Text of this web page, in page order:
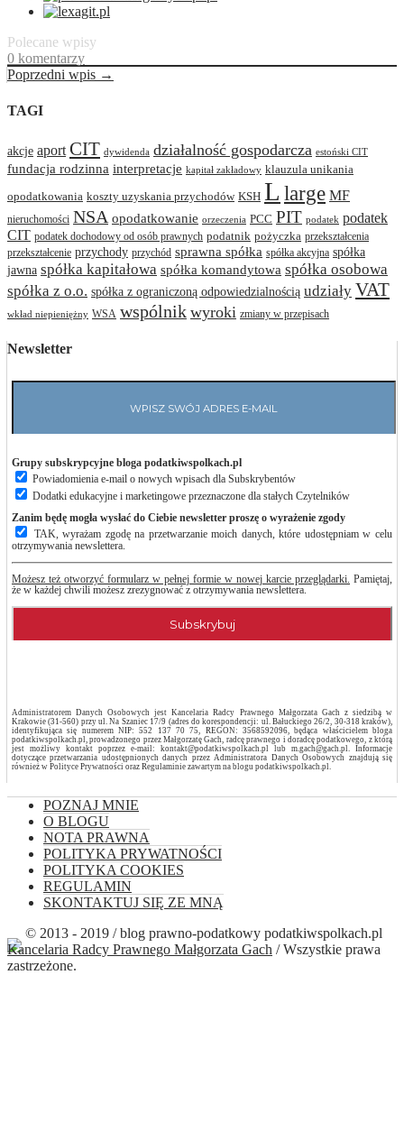
Polecane wpisy
0 komentarzy
Poprzedni wpis →
TAGI
akcje aport CIT dywidenda działalność gospodarcza estoński CIT
fundacja rodzinna interpretacje kapitał zakładowy klauzula unikania
opodatkowania koszty uzyskania przychodów KSH L large MF
nieruchomości NSA opodatkowanie orzeczenia PCC PIT podatek podatek
CIT podatek dochodowy od osób prawnych podatnik pożyczka przekształcenia
przekształcenie przychody przychód sprawna spółka spółka akcyjna spółka
jawna spółka kapitałowa spółka komandytowa spółka osobowa
spółka z o.o. spółka z ograniczoną odpowiedzialnością udziały VAT
wkład niepieniężny WSA wspólnik wyroki zmiany w przepisach
Newsletter
Grupy subskrypcyjne bloga podatkiwspolkach.pl
Powiadomienia e-mail o nowych wpisach dla Subskrybentów
Dodatki edukacyjne i marketingowe przeznaczone dla stałych Czytelników
Zanim będę mogła wysłać do Ciebie newsletter proszę o wyrażenie zgody
TAK, wyrażam zgodę na przetwarzanie moich danych, które udostępniam w celu
otrzymywania newslettera.
Możesz też otworzyć formularz w pełnej formie w nowej karcie przeglądarki.
Pamiętaj,
że w każdej chwili możesz zrezygnować z otrzymywania newslettera.
Administratorem Danych Osobowych jest Kancelaria Radcy Prawnego Małgorzata Gach z siedzibą w
Krakowie (31-560) przy ul. Na Szaniec 17/9 (adres do korespondencji: ul. Bałuckiego 26/2, 30-318 kraków),
identyfikująca się numerem NIP: 552 137 70 75, REGON: 3568592096, będąca właścicielem bloga
podatkiwspolkach.pl, prowadzonego przez Małgorzatę Gach, radcę prawnego i doradcę podatkowego, z którą
jest możliwy kontakt poprzez e-mail: kontakt@podatkiwspolkach.pl lub m.gach@gach.pl. Informacje
dotyczące przetwarzania udostępnionych danych przez Administratora Danych Osobowych znajdują się
również w Polityce Prywatności oraz Regulaminie zawartym na blogu podatkiwspolkach.pl.
POZNAJ MNIE
O BLOGU
NOTA PRAWNA
POLITYKA PRYWATNOŚCI
POLITYKA COOKIES
REGULAMIN
SKONTAKTUJ SIĘ ZE MNĄ
© 2013 - 2019 / blog prawno-podatkowy podatkiwspolkach.pl
Kancelaria Radcy Prawnego Małgorzata Gach / Wszystkie prawa
zastrzeżone.